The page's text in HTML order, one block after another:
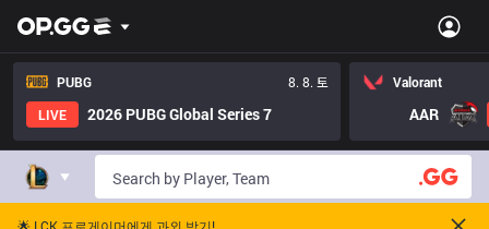
PUBG
8. 8. 토
LIVE
2026 PUBG Global Series 7
Valorant
AAR
🌟 LCK 프로게이머에게 과외 받기!